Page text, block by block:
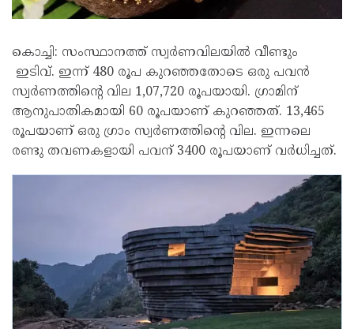
കൊച്ചി: സംസ്ഥാനത്ത് സ്വര്‍ണവിലയില്‍ വീണ്ടും
ഇടിവ്. ഇന്ന് 480 രൂപ കുറഞ്ഞതോടെ ഒരു പവന്‍
സ്വര്‍ണത്തിന്റെ വില 1,07,720 രൂപയായി. ഗ്രാമിന്
ആനുപാതികമായി 60 രൂപയാണ് കുറഞ്ഞത്. 13,465
രൂപയാണ് ഒരു ഗ്രാം സ്വര്‍ണത്തിന്റെ വില. ഇന്നലെ
രണ്ടു തവണകളായി പവന് 3400 രൂപയാണ് വര്‍ധിച്ചത്.